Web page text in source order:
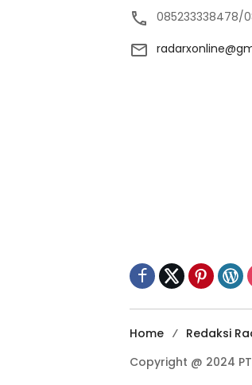
085233338478/
Home Redaksi
Copyright @ 2024